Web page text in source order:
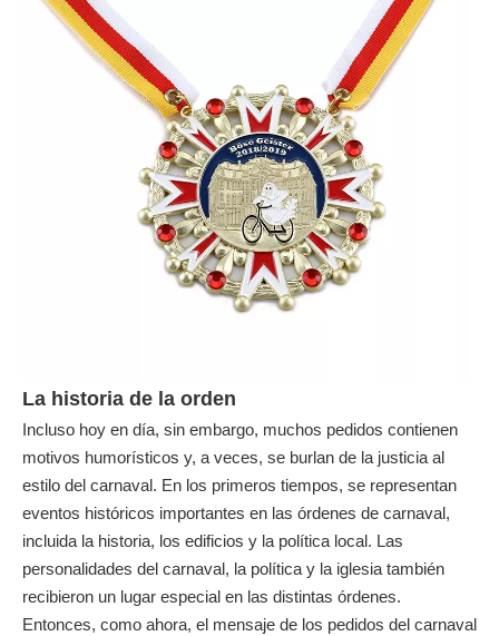
Tiempo de muestra: 4 días
Tiempo de producción: 20-22
Accesorios: con cordón
Embalaje: bolsa de polietileno
individual o caja de regalo
Historia y tradición De Karneval Orden
Mientras que muchos tontos entusiastas y juerguistas siguen
viaje a un lado a unos pocos días de celebración y jolgada.
Los miembros de las asociaciones de carnaval se apasionan
sobre el festival, en las que las formalidades internas
desempeñan un papel importante. Esto incluye el orden de
carnaval o carnaval, que tradicionalmente se otorga durante la
sesión pomposa del Consejo Once.